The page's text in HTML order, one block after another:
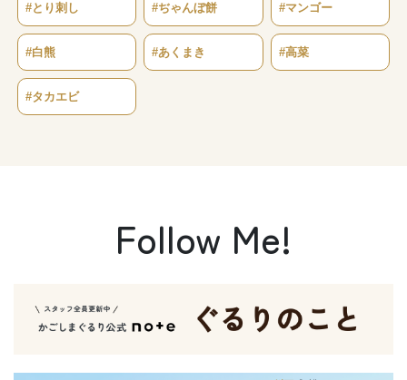
#とり刺し #ぢゃんぼ餅 #マンゴー
#白熊 #あくまき #高菜
#タカエビ
Follow Me!